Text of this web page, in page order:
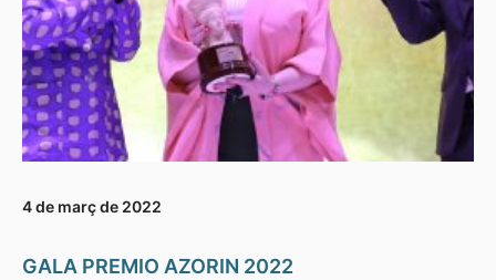
4 de març de 2022
GALA PREMIO AZORIN 2022